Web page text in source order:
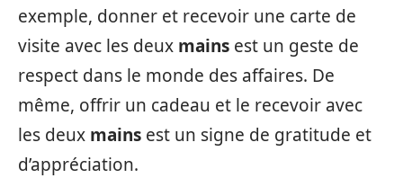
exemple, donner et recevoir une carte de
visite avec les deux mains est un geste de
respect dans le monde des affaires. De
même, offrir un cadeau et le recevoir avec
les deux mains est un signe de gratitude et
d’appréciation.